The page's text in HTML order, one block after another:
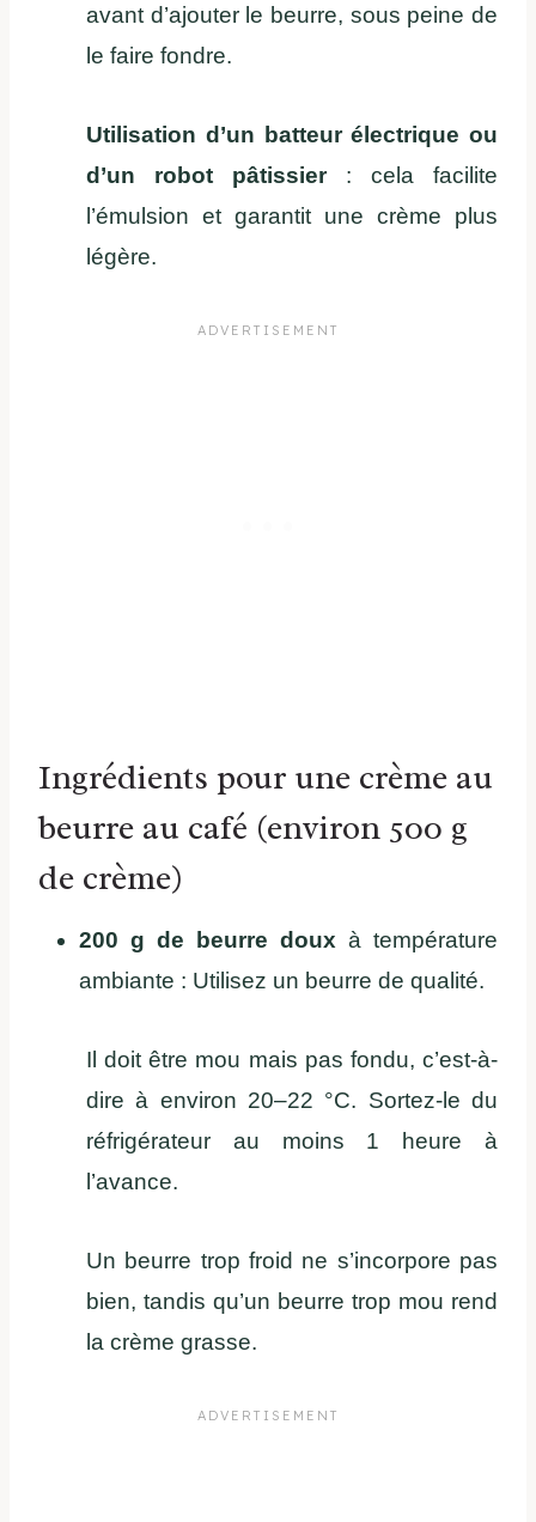
avant d’ajouter le beurre, sous peine de
le faire fondre.
Utilisation d’un batteur électrique ou
d’un robot pâtissier: cela facilite
l’émulsion et garantit une crème plus
légère.
Ingrédients pour une crème au
beurre au café (environ 500 g
de crème)
200 g de beurre doux à température
ambiante : Utilisez un beurre de qualité.
Il doit être mou mais pas fondu, c’est-à-
dire à environ 20–22 °C. Sortez-le du
réfrigérateur au moins 1 heure à
l’avance.
Un beurre trop froid ne s’incorpore pas
bien, tandis qu’un beurre trop mou rend
la crème grasse.